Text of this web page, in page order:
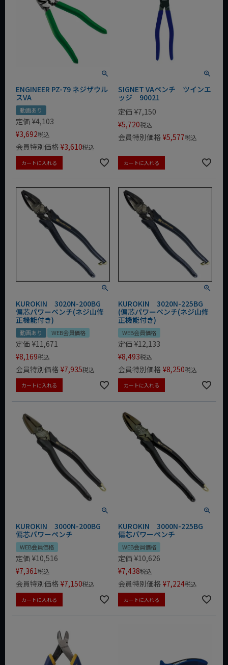
ENGINEER PZ-79 ネジザウル
スVA
動画あり
定価 ¥4,103
¥3,692税込
会員特別価格 ¥3,610税込
カートに入れる
SIGNET VAペンチ ツインエ
ッジ 90021
定価 ¥7,150
¥5,720税込
会員特別価格 ¥5,577税込
カートに入れる
KUROKIN 3020N-200BG
偏芯パワーペンチ(ネジ山修
正機能付き)
動画あり WEB会員価格
定価 ¥11,671
¥8,169税込
会員特別価格 ¥7,935税込
カートに入れる
KUROKIN 3020N-225BG
(偏芯パワーペンチ(ネジ山修
正機能付き)
WEB会員価格
定価 ¥12,133
¥8,493税込
会員特別価格 ¥8,250税込
カートに入れる
KUROKIN 3000N-200BG
偏芯パワーペンチ
WEB会員価格
定価 ¥10,516
¥7,361税込
会員特別価格 ¥7,150税込
カートに入れる
KUROKIN 3000N-225BG
偏芯パワーペンチ
WEB会員価格
定価 ¥10,626
¥7,438税込
会員特別価格 ¥7,224税込
カートに入れる